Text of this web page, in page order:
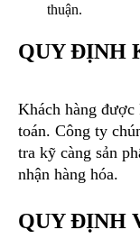
thuận.
QUY ĐỊNH
Khách hàng
toán. Công ty
tra kỹ càng sản
nhận hàng hóa.
QUY ĐỊNH